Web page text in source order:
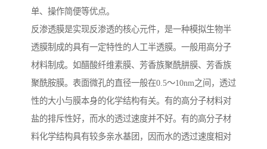
单、操作简便等优点。
反渗透膜是实现反渗透的核心元件，是一种模拟生物半
透膜制成的具有一定特性的人工半透膜。一般用高分子
材料制成。如醋酸纤维素膜、芳香族聚酰肼膜、芳香族
聚酰胺膜。表面微孔的直径一般在0.5～10nm之间，透过
性的大小与膜本身的化学结构有关。有的高分子材料对
盐的排斥性好，而水的透过速度并不好。有的高分子材
料化学结构具有较多亲水基团，因而水的透过速度相对